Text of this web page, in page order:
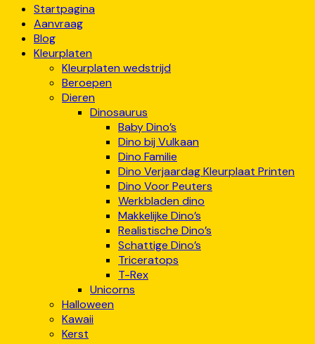
Startpagina
Aanvraag
Blog
Kleurplaten
Kleurplaten wedstrijd
Beroepen
Dieren
Dinosaurus
Baby Dino’s
Dino bij Vulkaan
Dino Familie
Dino Verjaardag Kleurplaat Printen
Dino Voor Peuters
Werkbladen dino
Makkelijke Dino’s
Realistische Dino’s
Schattige Dino’s
Triceratops
T-Rex
Unicorns
Halloween
Kawaii
Kerst